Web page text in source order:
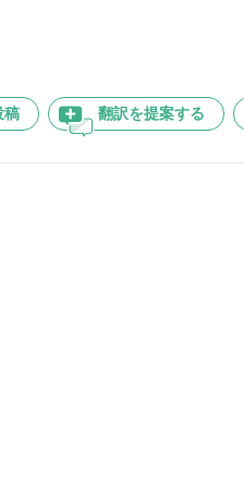
稿 翻訳を提案する